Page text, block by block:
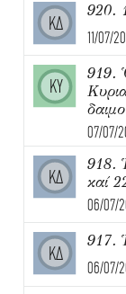
ΚΔ
920.
11/07/
ΚΥ
919.
07/07/
ΚΔ
918.
καί
06/07/
ΚΔ
917.
06/07/